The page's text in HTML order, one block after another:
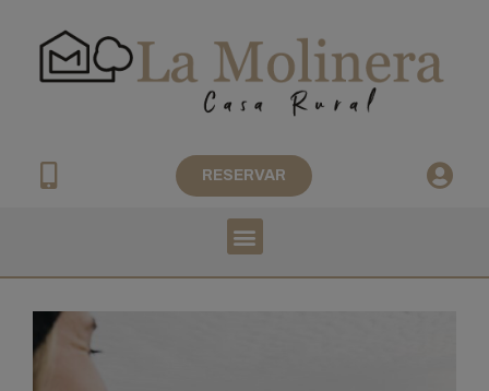
RESERVAR